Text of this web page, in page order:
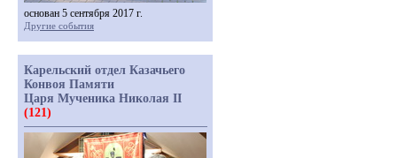
основан 5 сентября 2017 г.
Другие события
Карельский отдел Казачьего
Конвоя Памяти
Царя Мученика Николая II
(121)